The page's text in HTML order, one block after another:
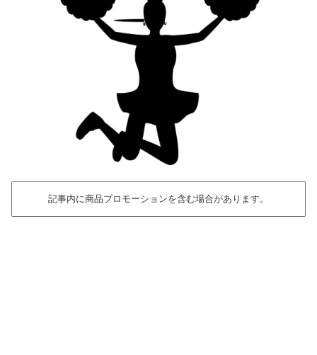
記事内に商品プロモーションを含む場合があります。